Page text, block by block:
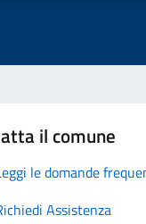
il comune
le domande
Assistenza